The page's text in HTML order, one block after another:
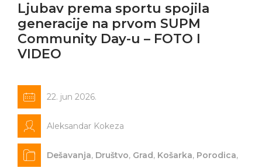
Ljubav prema sportu spojila
generacije na prvom SUPM
Community Day-u – FOTO I
VIDEO
22. jun 2026.
Aleksandar Kokeza
Dešavanja, Društvo, Grad, Košarka, Porodica,